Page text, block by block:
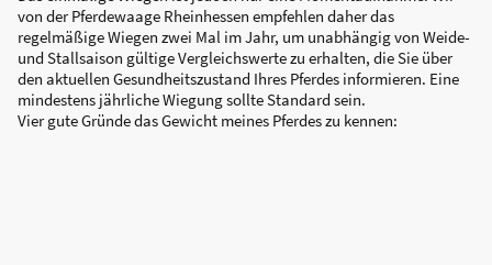
von der Pferdewaage Rheinhessen empfehlen daher das
regelmäßige Wiegen zwei Mal im Jahr, um unabhängig von Weide-
und Stallsaison gültige Vergleichswerte zu erhalten, die Sie über
den aktuellen Gesundheitszustand Ihres Pferdes informieren. Eine
mindestens jährliche Wiegung sollte Standard sein.
Vier gute Gründe das Gewicht meines Pferdes zu kennen: